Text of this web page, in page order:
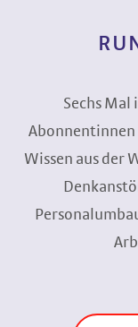
Sechs Mal
Abonnentinnen
Wissen aus der